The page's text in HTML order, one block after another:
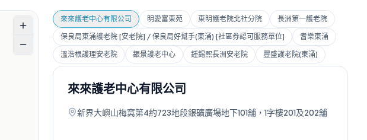
來來護老中心有限公司 明愛富東苑 東明護老院北社分院
長洲第一護老院
保良局東涌護老院 [安老院] / 保良局好幫手(東涌) [社區券認可服務單位]
耆樂東涌
溫浩根護理安老院
銀景護老中心 鍾錫熙長洲安老院 豐盛護老院(東涌)
來來護老中心有限公司
新界大嶼山梅窩第4約723地段銀礦廣場地下101舖，1字樓201及202舖